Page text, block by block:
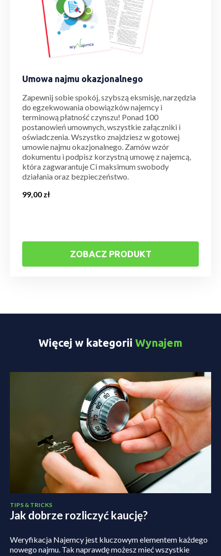
Umowa najmu okazjonalnego
Zapewnij sobie spokój, szybszą eksmisję, narzędzia
do egzekwowania obowiązków najemcy i
terminową płatność czynszu! Ponad 100
postanowień umownych, wszystkie załączniki i
oświadczenia. Wszystko znajdziesz w gotowej
umowie najmu okazjonalnego. Zamów wzór
dokumentu i podpisz korzystną umowę z najemcą,
która zagwarantuje Ci maksimum swobody
działania oraz bezpieczeństwo.
99,00 zł
ZOBACZ PRODUKT
Więcej w kategorii Wynajem
TIPS & TRICKS
Jak dobrze rozliczyć kaucję?
Weryfikacja Najemcy jest kluczowym elementem każdego
nowego najmu. Tak naprawdę możesz mieć wszystkie